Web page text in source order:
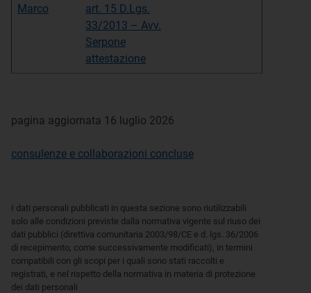
Marco
art. 15 D.Lgs.
33/2013 – Avv.
Serpone
attestazione
pagina aggiornata 16 luglio 2026
consulenze e collaborazioni concluse
I dati personali pubblicati in questa sezione sono riutilizzabili
solo alle condizioni previste dalla normativa vigente sul riuso dei
dati pubblici (direttiva comunitaria 2003/98/CE e d. lgs. 36/2006
di recepimento, come successivamente modificati), in termini
compatibili con gli scopi per i quali sono stati raccolti e
registrati, e nel rispetto della normativa in materia di protezione
dei dati personali